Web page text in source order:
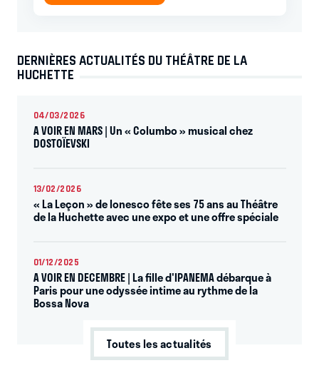
DERNIÈRES ACTUALITÉS DU THÉÂTRE DE LA
HUCHETTE
04/03/2026
A VOIR EN MARS | Un « Columbo » musical chez
DOSTOÏEVSKI
13/02/2026
« La Leçon » de Ionesco fête ses 75 ans au Théâtre
de la Huchette avec une expo et une offre spéciale
01/12/2025
A VOIR EN DECEMBRE | La fille d'IPANEMA débarque à
Paris pour une odyssée intime au rythme de la
Bossa Nova
Toutes les actualités